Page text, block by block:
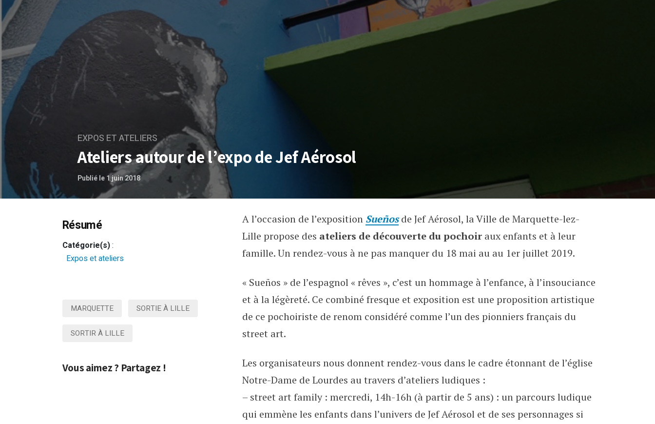
EXPOS ET ATELIERS
Ateliers autour de l’expo de Jef Aérosol
Publié le 1 juin 2018
Ateliers autour de l’expo de Jef Aérosol
A l’occasion de l’exposition Sueñosde Jef Aérosol, la Ville de Marquette-lez-
Lille propose des ateliers de découverte du pochoir aux enfants et à leur
famille. Un rendez-vous à ne pas manquer du 18 mai au au 1er juillet 2019.
« Sueños » de l’espagnol « rêves », c’est un hommage à l’enfance, à l’insouciance
et à la légèreté. Ce combiné fresque et exposition est une proposition artistique
de ce pochoiriste de renom considéré comme l’un des pionniers français du
street art.
Les organisateurs nous donnent rendez-vous dans le cadre étonnant de l’église
Notre-Dame de Lourdes au travers d’ateliers ludiques :
– street art family : mercredi, 14h-16h (à partir de 5 ans) : un parcours ludique
qui emmène les enfants dans l’univers de Jef Aérosol et de ses personnages si
Résumé
Catégorie(s):
Expos et ateliers
MARQUETTE SORTIE À LILLE
SORTIR À LILLE
Vous aimez ? Partagez !